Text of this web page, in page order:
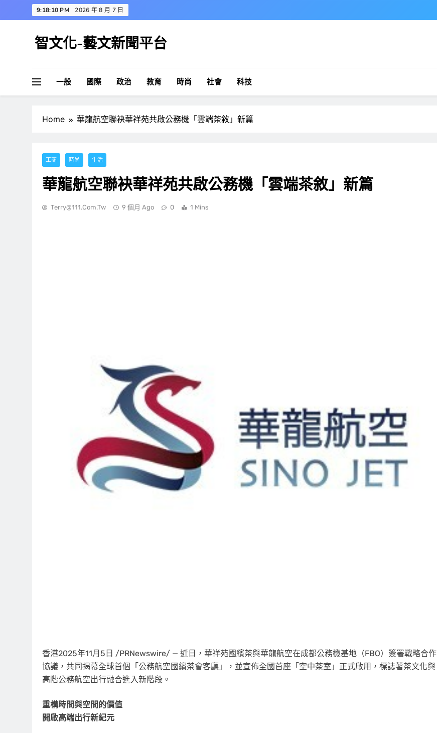
to
9:18:11 PM 2026 年 8 月 7 日
智文化-藝文新聞平台
一般 國際 政治 教育 時尚 社會 科技
Home 華龍航空聯袂華祥苑共啟公務機「雲端茶敘」新篇
工商 時尚 生活
華龍航空聯袂華祥苑共啟公務機「雲端茶敘」新篇
Terry@111.com.tw 9 個月 Ago 0 1 Mins
香港2025年11月5日 /PRNewswire/ — 近日，華祥苑國繽茶與華龍航空在成都公務機基地（FBO）簽署戰略合作
協議，共同揭幕全球首個「公務航空國繽茶會客廳」，並宣佈全國首座「空中茶室」正式啟用，標誌著茶文化與
高階公務航空出行融合進入新階段。
重構時間與空間的價值
開啟高端出行新紀元